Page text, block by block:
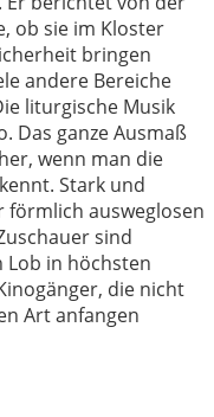
ob sie im Kloster
bringen
andere Bereiche
liturgische Musik
Das ganze Ausmaß
wenn man die
Stark und
ausweglosen
sind
in höchsten
die nicht
Art anfangen